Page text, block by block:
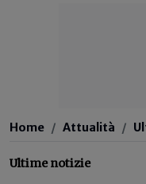
Home Attualità
Ultime notizie